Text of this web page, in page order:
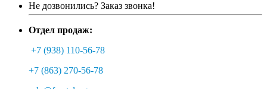
Не дозвонились? Заказ звонка!
Отдел продаж:
+7 (938) 110-56-78
+7 (863) 270-56-78